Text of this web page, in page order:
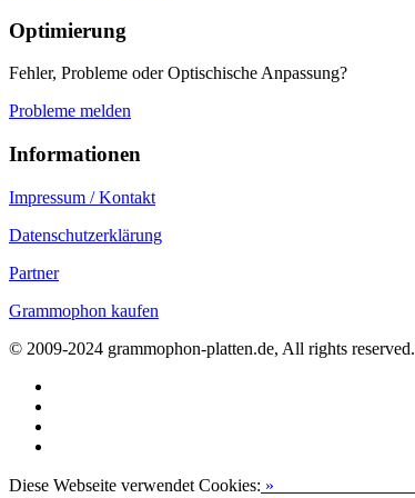
Optimierung
Fehler, Probleme oder Optischische Anpassung?
Probleme melden
Informationen
Impressum / Kontakt
Datenschutzerklärung
Partner
Grammophon kaufen
© 2009-2024 grammophon-platten.de, All rights reserved.
Diese Webseite verwendet Cookies: »